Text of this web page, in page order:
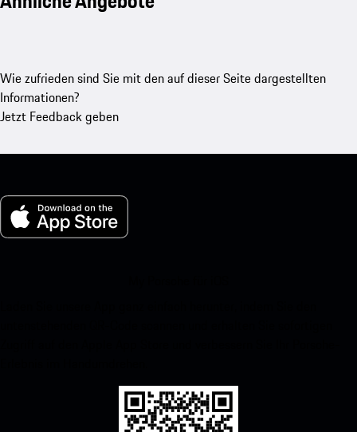
Wie zufrieden sind Sie mit den auf dieser Seite dargestellten
Informationen?
Jetzt Feedback geben